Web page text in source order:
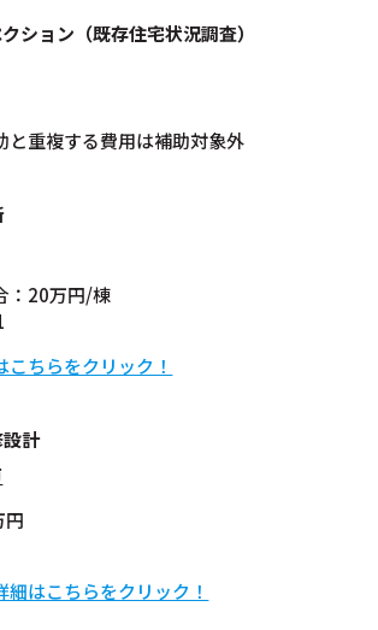
ション（既存住宅状況調査）
重複する費用は補助対象外
：20万円/棟
ちらをクリック！
計
はこちらをクリック！